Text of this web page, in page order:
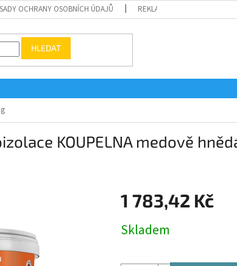
OCHRANY OSOBNÍCH ÚDAJŮ REKLAMAČNÍ FORMULÁŘ
HLEDAT
KOUPELNA medově
1 783,42 Kč
cena:
Skladem